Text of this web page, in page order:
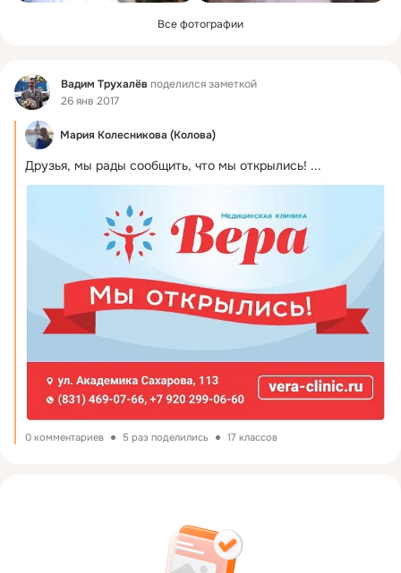
Все фотографии
Фид Вадим Трухалёв поделился заметкой
26 янв 2017
Мария Колесникова (Колова)
Друзья, мы рады сообщить, что мы открылись! ...
0 комментариев 5 раз поделились 17 классов